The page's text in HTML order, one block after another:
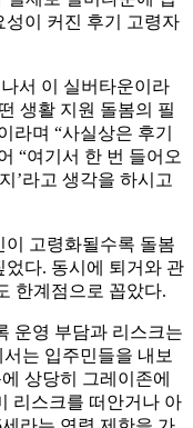
이 커진 후기 고령자
서 이 실버타운이라
생활 지원 돌봄의 필
라며 “사실상은 후기
“여기서 한 번 들어오
’라고 생각을 하시고
고령화될수록 돌봄
다. 동시에 퇴거와 관
한계점으로 꼽았다.
운영 부담과 리스크는
는 입주민들을 내보
상당히 그레이존에
리스크를 떠안거나 아